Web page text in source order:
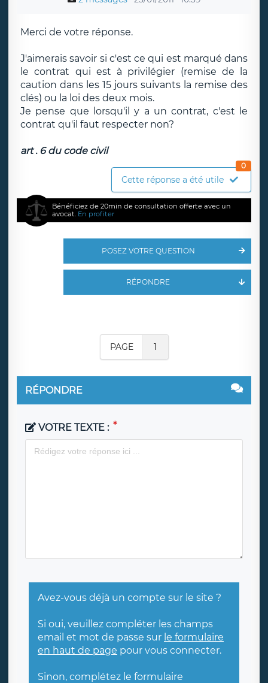
Merci de votre réponse.
J'aimerais savoir si c'est ce qui est marqué dans
le contrat qui est à privilégier (remise de la
caution dans les 15 jours suivants la remise des
clés) ou la loi des deux mois.
Je pense que lorsqu'il y a un contrat, c'est le
contrat qu'il faut respecter non?
art . 6 du code civil
Cette réponse a été utile
0
Bénéficiez de 20min de consultation offerte avec un
avocat. En profiter
POSEZ VOTRE QUESTION
RÉPONDRE
PAGE 1
RÉPONDRE
VOTRE TEXTE :
Avez-vous déjà un compte sur le site ?
Si oui, veuillez compléter les champs
email et mot de passe sur le formulaire
en haut de page pour vous connecter.
Sinon, complétez le formulaire